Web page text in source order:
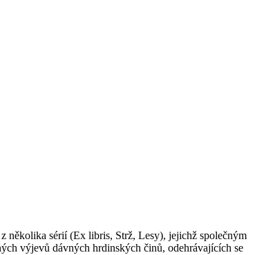
několika sérií (Ex libris, Strž, Lesy), jejichž společným
výjevů dávných hrdinských činů, odehrávajících se